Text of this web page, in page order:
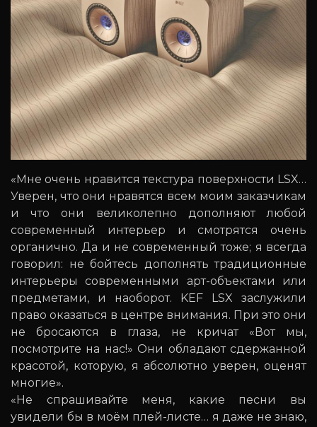
«Мне очень нравится текстура поверхности LSX…
Уверен, что они нравятся всем моим заказчикам
и что они великолепно дополняют любой
современный интерьер и смотрятся очень
органично. Да и не современный тоже; я всегда
говорил: не бойтесь дополнять традиционные
интерьеры современными арт-объектами или
предметами, и наоборот. KEF LSX заслужили
право оказаться в центре внимания. При это они
не бросаются в глаза, не кричат «Вот мы,
посмотрите на нас!» Они обладают сдержанной
красотой, которую, я абсолютно уверен, оценят
многие».
«Не спрашивайте меня, какие песни вы
увидели бы в моём плей-листе… я даже не знаю,